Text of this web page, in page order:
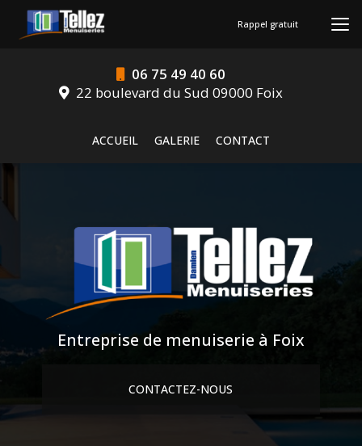
contenu
06 75 49 40 60
22 boulevard du Sud 09000 Foix
ACCUEIL
GALERIE CONTACT
Rappel gratuit
Entreprise de menuiserie à Foix
CONTACTEZ-NOUS